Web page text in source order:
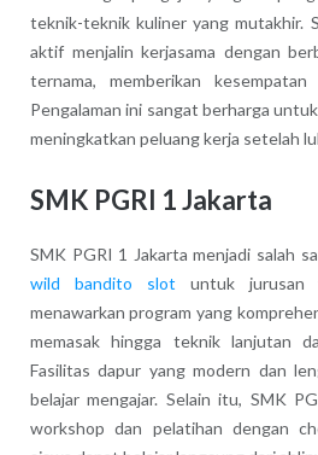
teknik-teknik kuliner yang mutakhir.
aktif menjalin kerjasama dengan
ternama, memberikan
Pengalaman ini sangat berharga
meningkatkan peluang kerja setelah
SMK PGRI 1 Jakarta
SMK PGRI 1 Jakarta menjadi salah
wild bandito slot untuk jurusan
menawarkan program yang
memasak hingga teknik lanjutan
Fasilitas dapur yang modern dan
belajar mengajar. Selain itu, SMK
workshop dan pelatihan dengan